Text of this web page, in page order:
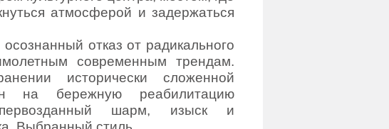
атмосферой и задержаться
отказ от радикального
современным трендам.
исторически сложенной
на бережную реабилитацию
шарм, изыск и